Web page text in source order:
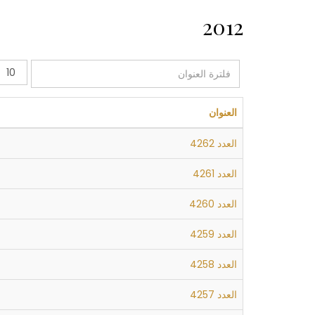
2012
فلترة
العنوان
عدد
العنوان
العدد 4262
العدد 4261
العدد 4260
العدد 4259
العدد 4258
العدد 4257